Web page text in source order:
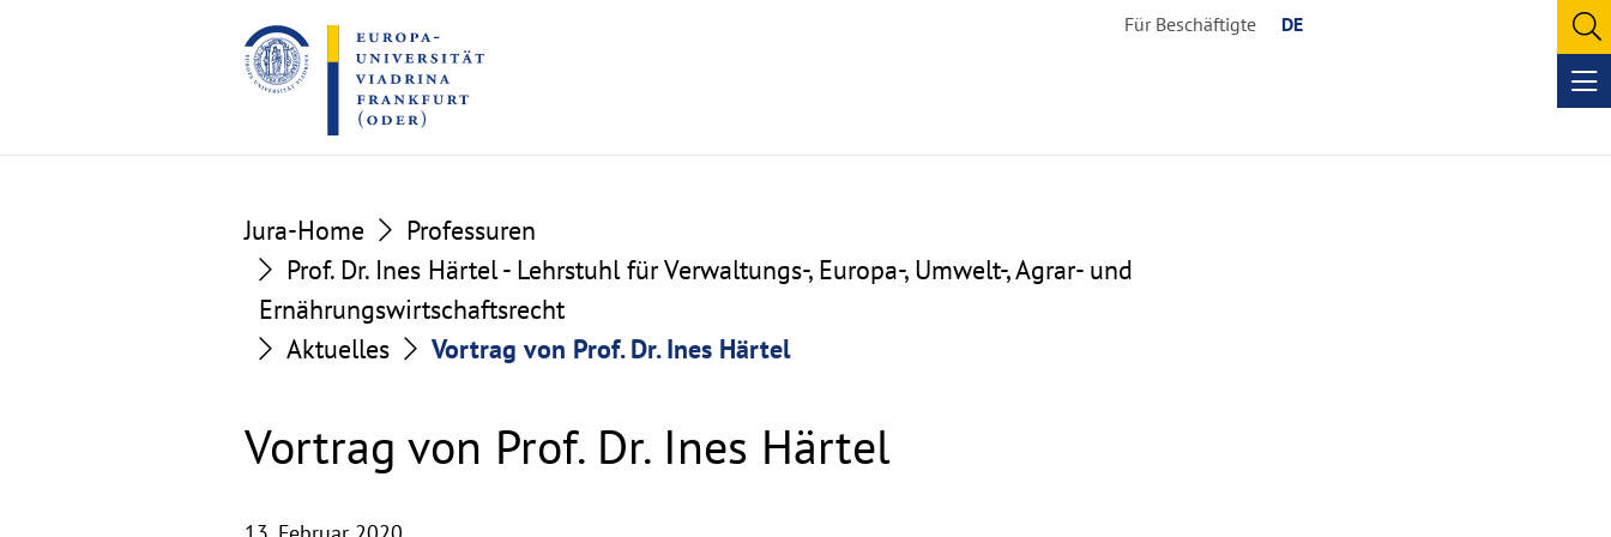
to
the
content
to
the
footer
Für Beschäftigte DE
Jura-Home
Professuren
Prof. Dr. Ines Härtel - Lehrstuhl für Verwaltungs-, Europa-, Umwelt-, Agrar- und
Ernährungswirtschaftsrecht
Aktuelles
Vortrag von Prof. Dr. Ines Härtel
Vortrag von Prof. Dr. Ines Härtel